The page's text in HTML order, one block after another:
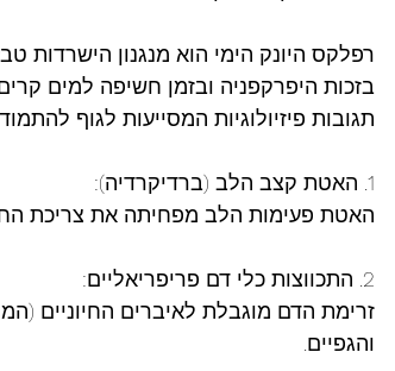
רפלקס היונק הימי הוא מנגנון הישרדות
בזכות היפרקפניה ובזמן חשיפה למים
תגובות פיזיולוגיות המסייעות לגוף
1. האטת קצב הלב (ברדיקרדיה):
האטת פעימות הלב מפחיתה את צריכת
2. התכווצות כלי דם פריפריאליים:
והגפיים.